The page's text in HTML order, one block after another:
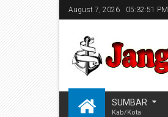
August 7, 2026 05:32:51 PM
SUMBAR
Kab/Kota